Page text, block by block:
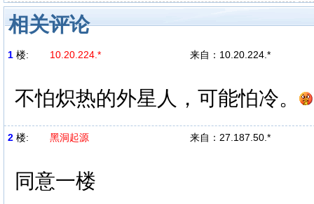
相关评论
1 楼: 10.20.224.* 来自： 10.20.224.*
不怕炽热的外星人，可能怕冷。
2 楼: 黑洞起源 来自： 27.187.50.*
同意一楼